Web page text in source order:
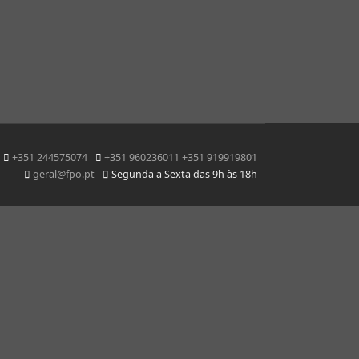
+351 244575074
+351 960236011 +351 919919801
geral@fpo.pt
Segunda a Sexta das 9h às 18h